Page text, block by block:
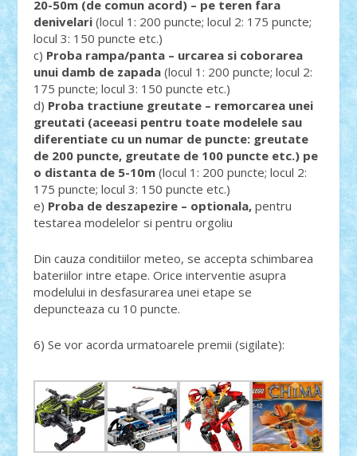
20-50m (de comun acord) – pe teren fara
denivelari (locul 1: 200 puncte; locul 2: 175 puncte;
locul 3: 150 puncte etc.)
c) Proba rampa/panta – urcarea si coborarea
unui damb de zapada (locul 1: 200 puncte; locul 2:
175 puncte; locul 3: 150 puncte etc.)
d) Proba tractiune greutate – remorcarea unei
greutati (aceeasi pentru toate modelele sau
diferentiate cu un numar de puncte: greutate
de 200 puncte, greutate de 100 puncte etc.) pe
o distanta de 5-10m (locul 1: 200 puncte; locul 2:
175 puncte; locul 3: 150 puncte etc.)
e) Proba de deszapezire – optionala,pentru
testarea modelelor si pentru orgoliu
Din cauza conditiilor meteo, se accepta schimbarea
bateriilor intre etape. Orice interventie asupra
modelului in desfasurarea unei etape se
depuncteaza cu 10 puncte.
6) Se vor acorda urmatoarele premii (sigilate):